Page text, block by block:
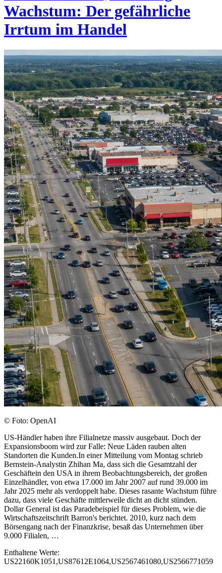
Wachstum: Der gefährliche
Irrtum im Handel
© Foto: OpenAI
US-Händler haben ihre Filialnetze massiv ausgebaut. Doch der
Expansionsboom wird zur Falle: Neue Läden rauben alten
Standorten die Kunden.In einer Mitteilung vom Montag schrieb
Bernstein-Analystin Zhihan Ma, dass sich die Gesamtzahl der
Geschäftein den USA in ihrem Beobachtungsbereich, der großen
Einzelhändler, von etwa 17.000 im Jahr 2007 auf rund 39.000 im
Jahr 2025 mehr als verdoppelt habe. Dieses rasante Wachstum führe
dazu, dass viele Geschäfte mittlerweile dicht an dicht stünden.
Dollar General ist das Paradebeispiel für dieses Problem, wie die
Wirtschaftszeitschrift Barron's berichtet. 2010, kurz nach dem
Börsengang nach der Finanzkrise, besaß das Unternehmen über
9.000 Filialen, …
Enthaltene Werte:
US22160K1051,US87612E1064,US2567461080,US2566771059